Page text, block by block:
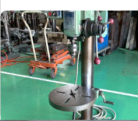
卓上ボール盤
メーカー 吉良
形 式KRT-340
式-